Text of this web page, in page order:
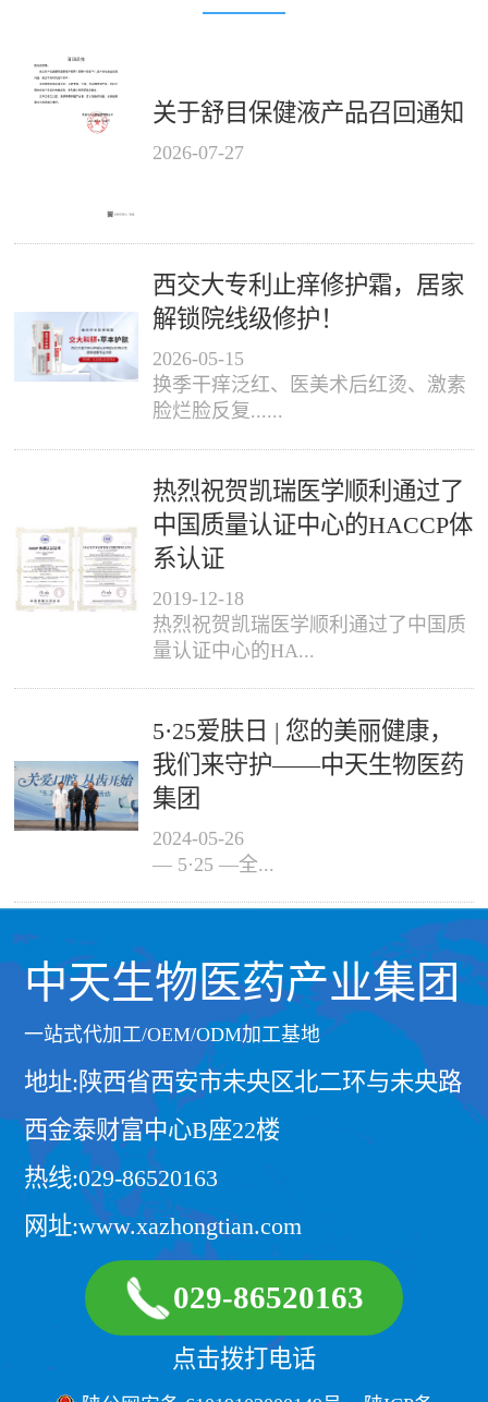
关于舒目保健液产品召回通知
2026-07-27
西交大专利止痒修护霜，居家
解锁院线级修护！
2026-05-15
换季干痒泛红、医美术后红烫、激素
脸烂脸反复......
热烈祝贺凯瑞医学顺利通过了
中国质量认证中心的HACCP体
系认证
2019-12-18
热烈祝贺凯瑞医学顺利通过了中国质
量认证中心的HA...
5·25爱肤日 | 您的美丽健康，
我们来守护——中天生物医药
集团
2024-05-26
— 5·25 —全...
中天生物医药产业集团
一站式代加工/OEM/ODM加工基地
地址:陕西省西安市未央区北二环与未央路
西金泰财富中心B座22楼
热线:029-86520163
网址:www.xazhongtian.com
029-86520163
点击拨打电话